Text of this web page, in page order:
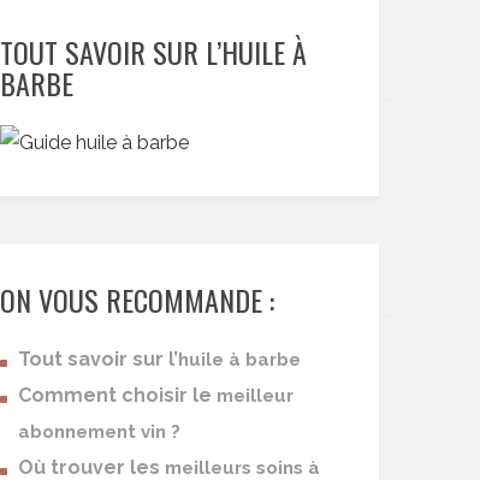
TOUT SAVOIR SUR L’HUILE À
BARBE
ON VOUS RECOMMANDE :
Tout savoir sur l’huile à barbe
Comment choisir le meilleur
abonnement vin ?
Où trouver les meilleurs soins à